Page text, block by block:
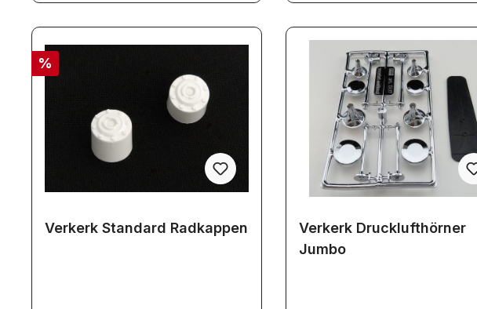
%
Verkerk Standard Radkappen
Verkerk Drucklufthörner
Jumbo